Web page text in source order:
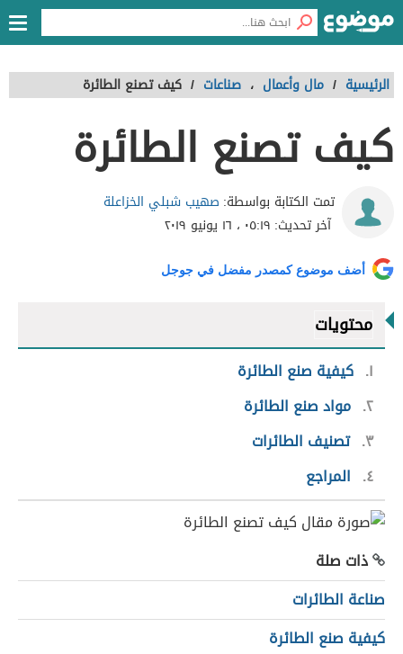
الرئيسية / مال وأعمال ، صناعات / كيف تصنع الطائرة
كيف تصنع الطائرة
تمت الكتابة بواسطة: صهيب شبلي الخزاعلة
آخر تحديث: ٠٥:١٩ ، ١٦ يونيو ٢٠١٩
أضف موضوع كمصدر مفضل في جوجل
محتويات
١ كيفية صنع الطائرة
٢ مواد صنع الطائرة
٣ تصنيف الطائرات
٤
المراجع
ذات صلة
صناعة الطائرات
كيفية صنع الطائرة